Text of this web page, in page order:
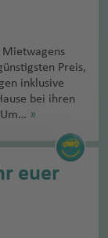
Mietwagens
Preis,
inklusive
bei ihren
»
euer